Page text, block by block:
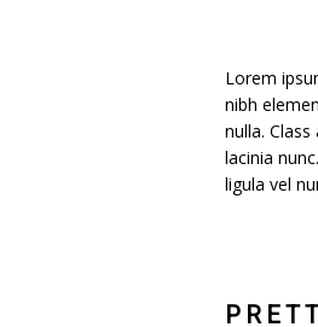
Lorem
nibh
nulla.
lacinia
ligula vel